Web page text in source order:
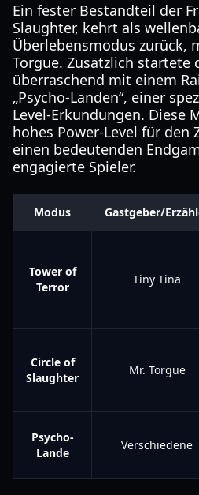
Ein fester Bestandteil der
Slaughter, kehrt als
Überlebensmodus zurück,
Torgue. Zusätzlich startete
überraschend mit einem
„Psycho-Landen“, einer
Level-Erkundungen. Diese
hohes Power-Level für
einen bedeutenden
engagierte Spieler.
Modus Gastgeber/
Tower of
Terror
Tiny Tina
Circle of
Slaughter
Mr. Torgue
Psycho-
Lande
Verschiedene